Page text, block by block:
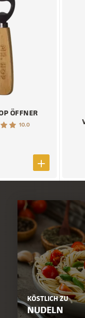
ÖFFNER
10.0
KÖSTLICH ZU
NUDELN